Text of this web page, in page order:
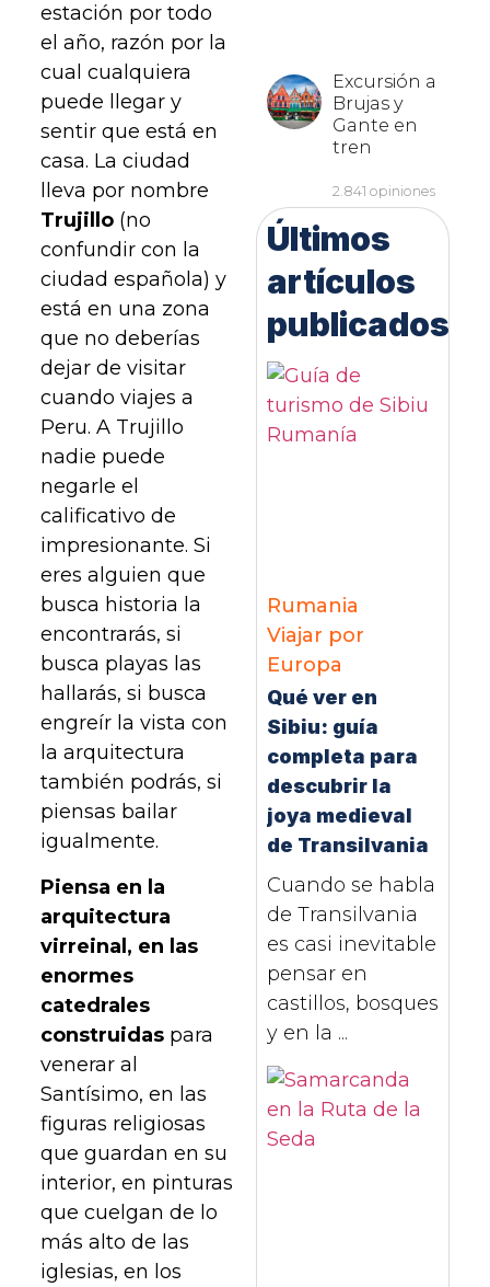
estación por todo
el año, razón por la
cual cualquiera
puede llegar y
sentir que está en
casa. La ciudad
lleva por nombre
Trujillo (no
confundir con la
ciudad española) y
está en una zona
que no deberías
dejar de visitar
cuando viajes a
Peru. A Trujillo
nadie puede
negarle el
calificativo de
impresionante. Si
eres alguien que
busca historia la
encontrarás, si
busca playas las
hallarás, si busca
engreír la vista con
la arquitectura
también podrás, si
piensas bailar
igualmente.
Piensa en la
arquitectura
virreinal, en las
enormes
catedrales
construidas para
venerar al
Santísimo, en las
figuras religiosas
que guardan en su
interior, en pinturas
que cuelgan de lo
más alto de las
iglesias, en los
Últimos
artículos
publicados
Rumania
Viajar por
Europa
Qué ver en
Sibiu: guía
completa para
descubrir la
joya medieval
de Transilvania
Cuando se habla
de Transilvania
es casi inevitable
pensar en
castillos, bosques
y en la ...